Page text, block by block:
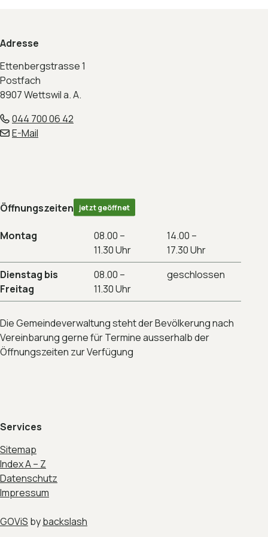
Adresse
Ettenbergstrasse 1
Postfach
8907 Wettswil a. A.
044 700 06 42
E-Mail
Öffnungszeiten jetzt geöffnet
Montag
08.00 –
11.30 Uhr
14.00 –
17.30 Uhr
Dienstag bis
Freitag
08.00 –
11.30 Uhr
geschlossen
Die Gemeindeverwaltung steht der Bevölkerung nach
Vereinbarung gerne für Termine ausserhalb der
Öffnungszeiten zur Verfügung
Services
Sitemap
Index A – Z
Datenschutz
Impressum
GOViS bybackslash